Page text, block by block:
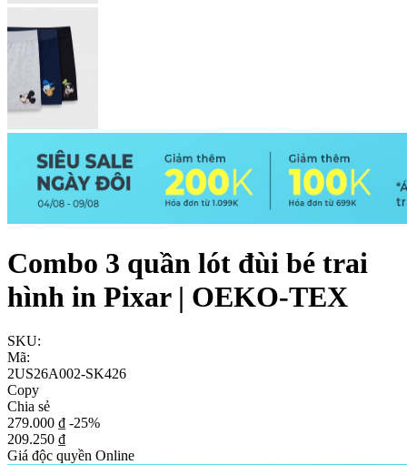
Combo 3 quần lót đùi bé trai
hình in Pixar | OEKO-TEX
SKU:
Mã:
2US26A002-SK426
Copy
Chia sẻ
279.000 ₫ -25%
209.250 ₫
Giá độc quyền Online